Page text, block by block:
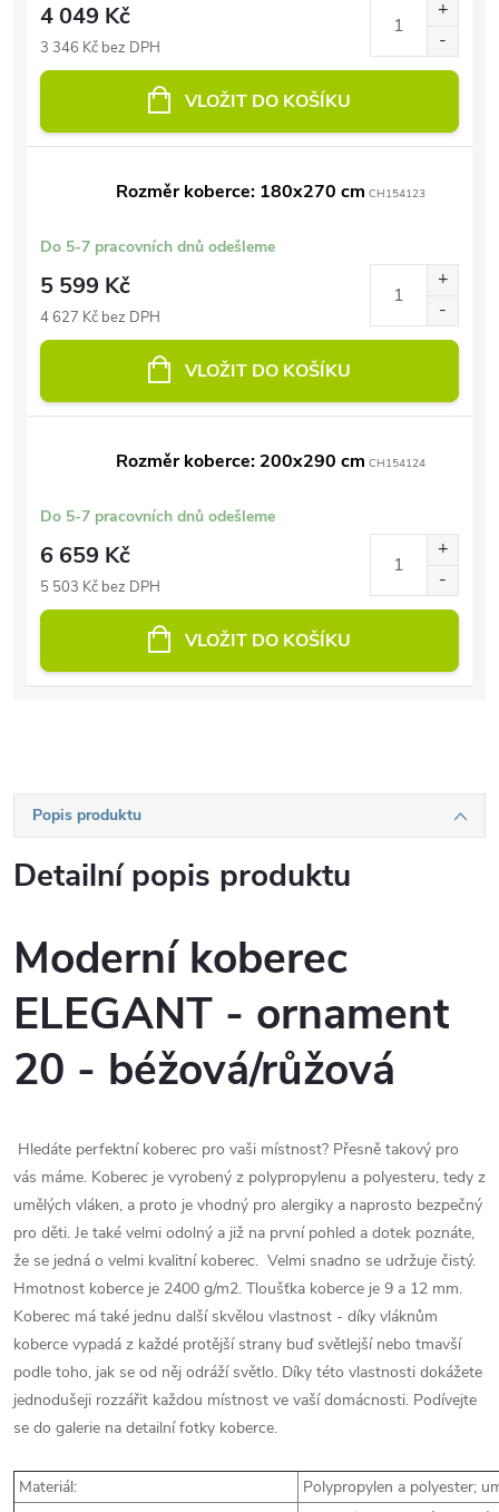
4 049 Kč
3 346 Kč bez DPH
VLOŽIT DO KOŠÍKU
Rozměr koberce: 180x270 cm CH154123
Do 5-7 pracovních dnů odešleme
5 599 Kč
4 627 Kč bez DPH
VLOŽIT DO KOŠÍKU
Rozměr koberce: 200x290 cm CH154124
Do 5-7 pracovních dnů odešleme
6 659 Kč
5 503 Kč bez DPH
VLOŽIT DO KOŠÍKU
Popis produktu
Detailní popis produktu
Moderní koberec
ELEGANT - ornament
20 - béžová/růžová
Hledáte perfektní koberec pro vaši místnost? Přesně takový pro
vás máme. Koberec je vyrobený z polypropylenu a polyesteru, tedy z
umělých vláken, a proto je vhodný pro alergiky a naprosto bezpečný
pro děti. Je také velmi odolný a již na první pohled a dotek poznáte,
že se jedná o velmi kvalitní koberec. Velmi snadno se udržuje čistý.
Hmotnost koberce je 2400 g/m2. Tloušťka koberce je 9 a 12 mm.
Koberec má také jednu další skvělou vlastnost - díky vláknům
koberce vypadá z každé protější strany buď světlejší nebo tmavší
podle toho, jak se od něj odráží světlo. Díky této vlastnosti dokážete
jednodušeji rozzářit každou místnost ve vaší domácnosti. Podívejte
se do galerie na detailní fotky koberce.
Materiál:
Polypropylen a polyester;